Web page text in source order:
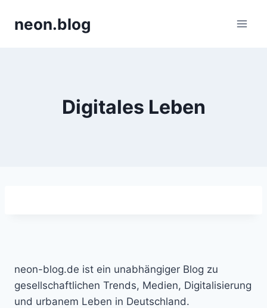
Inhaltneon.blog
Digitales Leben
neon-blog.de ist ein unabhängiger Blog zu
gesellschaftlichen Trends, Medien, Digitalisierung
und urbanem Leben in Deutschland.